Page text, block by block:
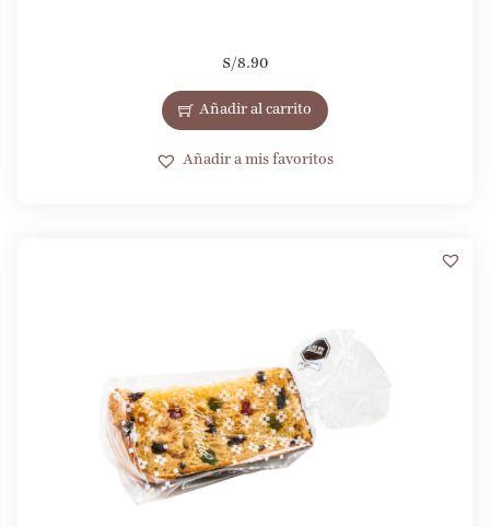
S/8.90
Añadir al carrito
Añadir a mis favoritos